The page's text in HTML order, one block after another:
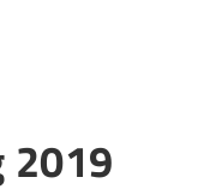
2019